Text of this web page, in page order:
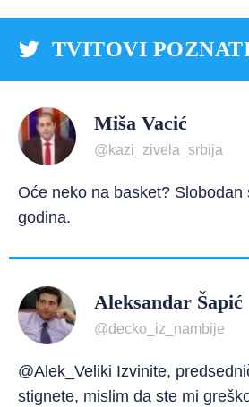
TVITOVI
Miša Vacić
@kazi_zivela_srbija
Oće neko na basket? Slobodan
godina.
Aleksandar Šapić
@decko_iz_nambije
@Alek_Veliki Izvinite,
stignete, mislim da ste mi